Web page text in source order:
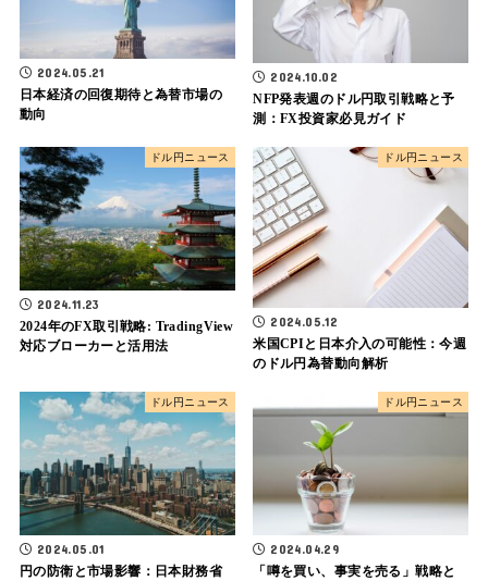
2024.05.21
日本経済の回復期待と為替市場の
動向
2024.10.02
NFP発表週のドル円取引戦略と予
測：FX投資家必見ガイド
ドル円ニュース
2024.11.23
2024年のFX取引戦略: TradingView
対応ブローカーと活用法
ドル円ニュース
2024.05.12
米国CPIと日本介入の可能性：今週
のドル円為替動向解析
ドル円ニュース
2024.05.01
円の防衛と市場影響：日本財務省
ドル円ニュース
2024.04.29
「噂を買い、事実を売る」戦略と